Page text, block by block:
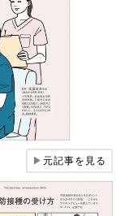
▶元記事を見る